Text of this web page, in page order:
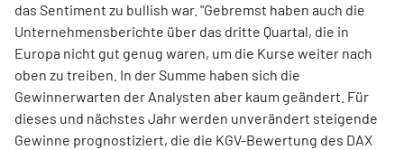
das Sentiment zu bullish war. "Gebremst haben auch die
Unternehmensberichte über das dritte Quartal, die in
Europa nicht gut genug waren, um die Kurse weiter nach
oben zu treiben. In der Summe haben sich die
Gewinnerwarten der Analysten aber kaum geändert. Für
dieses und nächstes Jahr werden unverändert steigende
Gewinne prognostiziert, die die KGV-Bewertung des DAX